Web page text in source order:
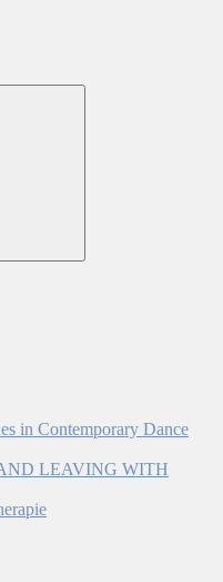
in Contemporary Dance
LEAVING WITH